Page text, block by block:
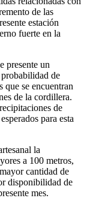
de las
estación
fuerte en la
presente un
de
que se encuentran
de la cordillera.
de
para esta
la
a 100 metros,
cantidad de
disponibilidad de
mes.